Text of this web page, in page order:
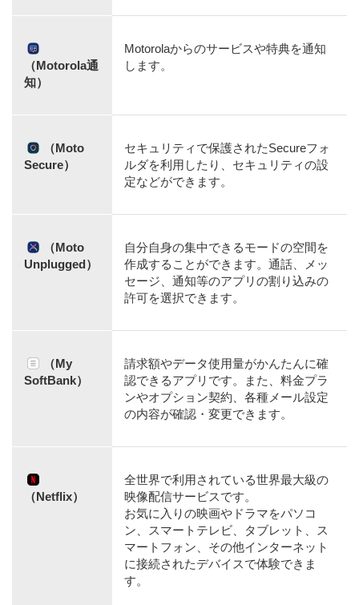
（Motorola通
知）
Motorolaからのサービスや特典を通知
します。
（Moto
Secure）
セキュリティで保護されたSecureフォ
ルダを利用したり、セキュリティの設
定などができます。
（Moto
Unplugged）
自分自身の集中できるモードの空間を
作成することができます。通話、メッ
セージ、通知等のアプリの割り込みの
許可を選択できます。
（My
SoftBank）
請求額やデータ使用量がかんたんに確
認できるアプリです。また、料金プラ
ンやオプション契約、各種メール設定
の内容が確認・変更できます。
（Netflix）
全世界で利用されている世界最大級の
映像配信サービスです。
お気に入りの映画やドラマをパソコ
ン、スマートテレビ、タブレット、ス
マートフォン、その他インターネット
に接続されたデバイスで体験できま
す。